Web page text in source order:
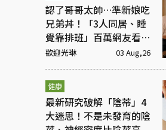
認了哥哥太帥…準新娘吃
兄弟丼！「3人同居、睡
覺靠排班」百萬網友看傻
眼
歡迎光琳 03 Aug,26
健康
最新研究破解「陰蒂」4
大迷思！不是未發育的陰